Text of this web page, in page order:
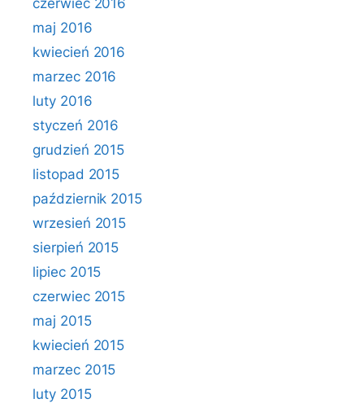
czerwiec 2016
maj 2016
kwiecień 2016
marzec 2016
luty 2016
styczeń 2016
grudzień 2015
listopad 2015
październik 2015
wrzesień 2015
sierpień 2015
lipiec 2015
czerwiec 2015
maj 2015
kwiecień 2015
marzec 2015
luty 2015